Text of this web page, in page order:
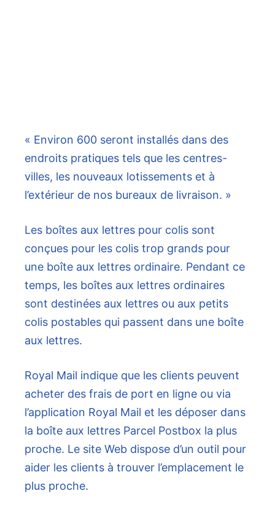
« Environ 600 seront installés dans des
endroits pratiques tels que les centres-
villes, les nouveaux lotissements et à
l’extérieur de nos bureaux de livraison. »
Les boîtes aux lettres pour colis sont
conçues pour les colis trop grands pour
une boîte aux lettres ordinaire. Pendant ce
temps, les boîtes aux lettres ordinaires
sont destinées aux lettres ou aux petits
colis postables qui passent dans une boîte
aux lettres.
Royal Mail indique que les clients peuvent
acheter des frais de port en ligne ou via
l’application Royal Mail et les déposer dans
la boîte aux lettres Parcel Postbox la plus
proche. Le site Web dispose d’un outil pour
aider les clients à trouver l’emplacement le
plus proche.